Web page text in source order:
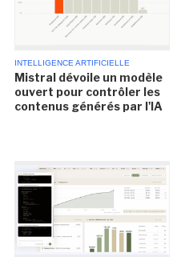
INTELLIGENCE ARTIFICIELLE
Mistral dévoile un modèle
ouvert pour contrôler les
contenus générés par l'IA